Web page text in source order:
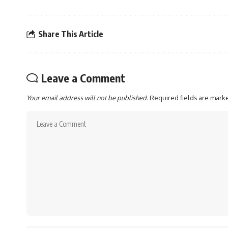
Share This Article
Leave a Comment
Your email address will not be published.Required fields are